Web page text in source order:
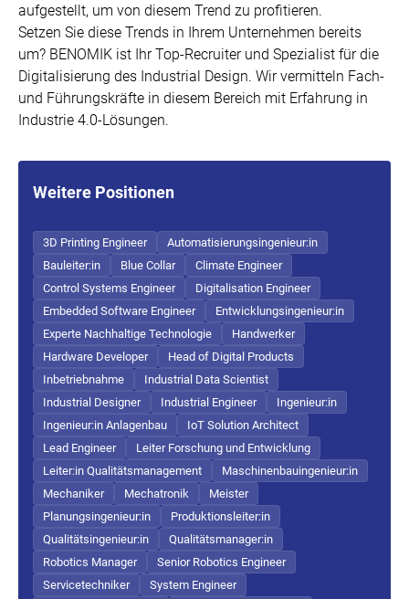
aufgestellt, um von diesem Trend zu profitieren.
Setzen Sie diese Trends in Ihrem Unternehmen bereits
um? BENOMIK ist Ihr Top-Recruiter und Spezialist für die
Digitalisierung des Industrial Design. Wir vermitteln Fach-
und Führungskräfte in diesem Bereich mit Erfahrung in
Industrie 4.0-Lösungen.
Weitere Positionen
3D Printing Engineer
Automatisierungsingenieur:in
Bauleiter:in
Blue Collar
Climate Engineer
Control Systems Engineer
Digitalisation Engineer
Embedded Software Engineer
Entwicklungsingenieur:in
Experte Nachhaltige Technologie
Handwerker
Hardware Developer
Head of Digital Products
Inbetriebnahme
Industrial Data Scientist
Industrial Designer
Industrial Engineer
Ingenieur:in
Ingenieur:in Anlagenbau
IoT Solution Architect
Lead Engineer
Leiter Forschung und Entwicklung
Leiter:in Qualitätsmanagement
Maschinenbauingenieur:in
Mechaniker
Mechatronik
Meister
Planungsingenieur:in
Produktionsleiter:in
Qualitätsingenieur:in
Qualitätsmanager:in
Robotics Manager
Senior Robotics Engineer
Servicetechniker
System Engineer